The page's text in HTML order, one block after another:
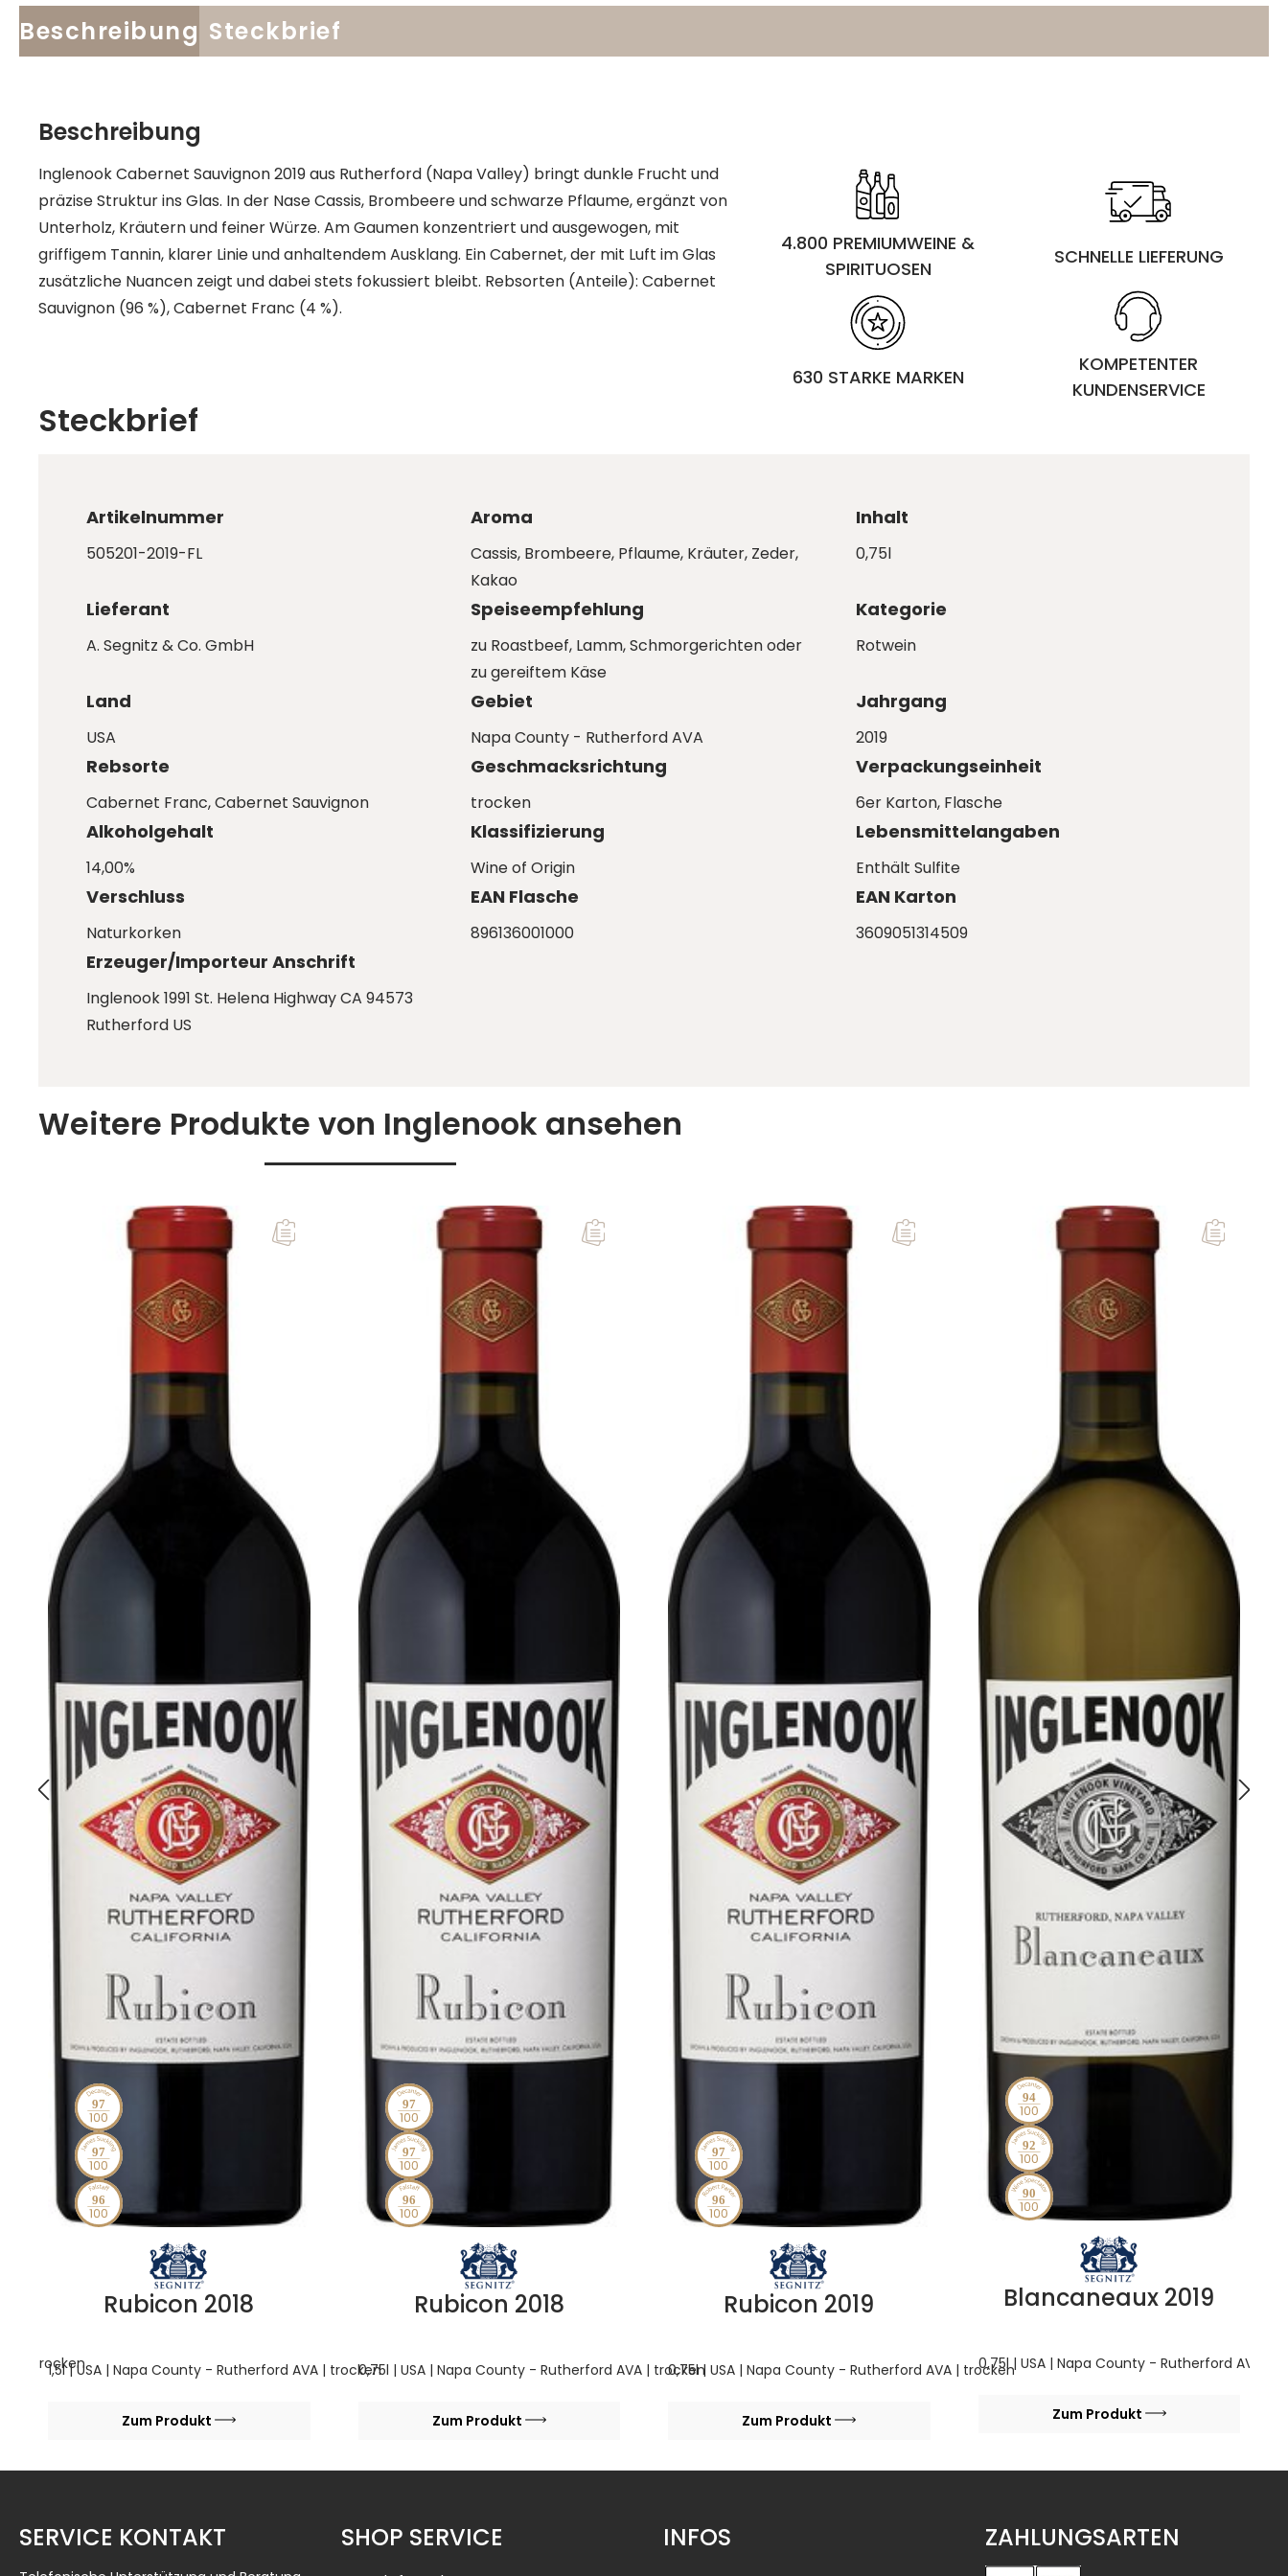
Beschreibung Steckbrief
Beschreibung
Inglenook Cabernet Sauvignon 2019 aus Rutherford (Napa Valley) bringt dunkle Frucht und
präzise Struktur ins Glas. In der Nase Cassis, Brombeere und schwarze Pflaume, ergänzt von
Unterholz, Kräutern und feiner Würze. Am Gaumen konzentriert und ausgewogen, mit
griffigem Tannin, klarer Linie und anhaltendem Ausklang. Ein Cabernet, der mit Luft im Glas
zusätzliche Nuancen zeigt und dabei stets fokussiert bleibt. Rebsorten (Anteile): Cabernet
Sauvignon (96 %), Cabernet Franc (4 %).
4.800 PREMIUMWEINE &
SPIRITUOSEN
SCHNELLE LIEFERUNG
630 STARKE MARKEN
KOMPETENTER
KUNDENSERVICE
Steckbrief
Artikelnummer
505201-2019-FL
Aroma
Cassis, Brombeere, Pflaume, Kräuter, Zeder,
Kakao
Inhalt
0,75l
Lieferant
A. Segnitz & Co. GmbH
Speiseempfehlung
zu Roastbeef, Lamm, Schmorgerichten oder
zu gereiftem Käse
Kategorie
Rotwein
Land
USA
Gebiet
Napa County - Rutherford AVA
Jahrgang
2019
Rebsorte
Cabernet Franc, Cabernet Sauvignon
Geschmacksrichtung
trocken
Verpackungseinheit
6er Karton, Flasche
Alkoholgehalt
14,00%
Klassifizierung
Wine of Origin
Lebensmittelangaben
Enthält Sulfite
Verschluss
Naturkorken
EAN Flasche
896136001000
EAN Karton
3609051314509
Erzeuger/Importeur Anschrift
Inglenook 1991 St. Helena Highway CA 94573
Rutherford US
Weitere Produkte von Inglenook ansehen
| trocken
97
97
96
Rubicon 2018
1,5l | USA | Napa County - Rutherford AVA | trocken
Zum Produkt
97
97
96
Rubicon 2018
0,75l | USA | Napa County - Rutherford AVA | trocken
Zum Produkt
97
96
Rubicon 2019
0,75l | USA | Napa County - Rutherford AVA | trocken
Zum Produkt
94
92
90
Blancaneaux 2019
0,75l | USA | Napa County - Rutherford AVA |
Zum Produkt
SERVICE KONTAKT SHOP SERVICE INFOS ZAHLUNGSARTEN